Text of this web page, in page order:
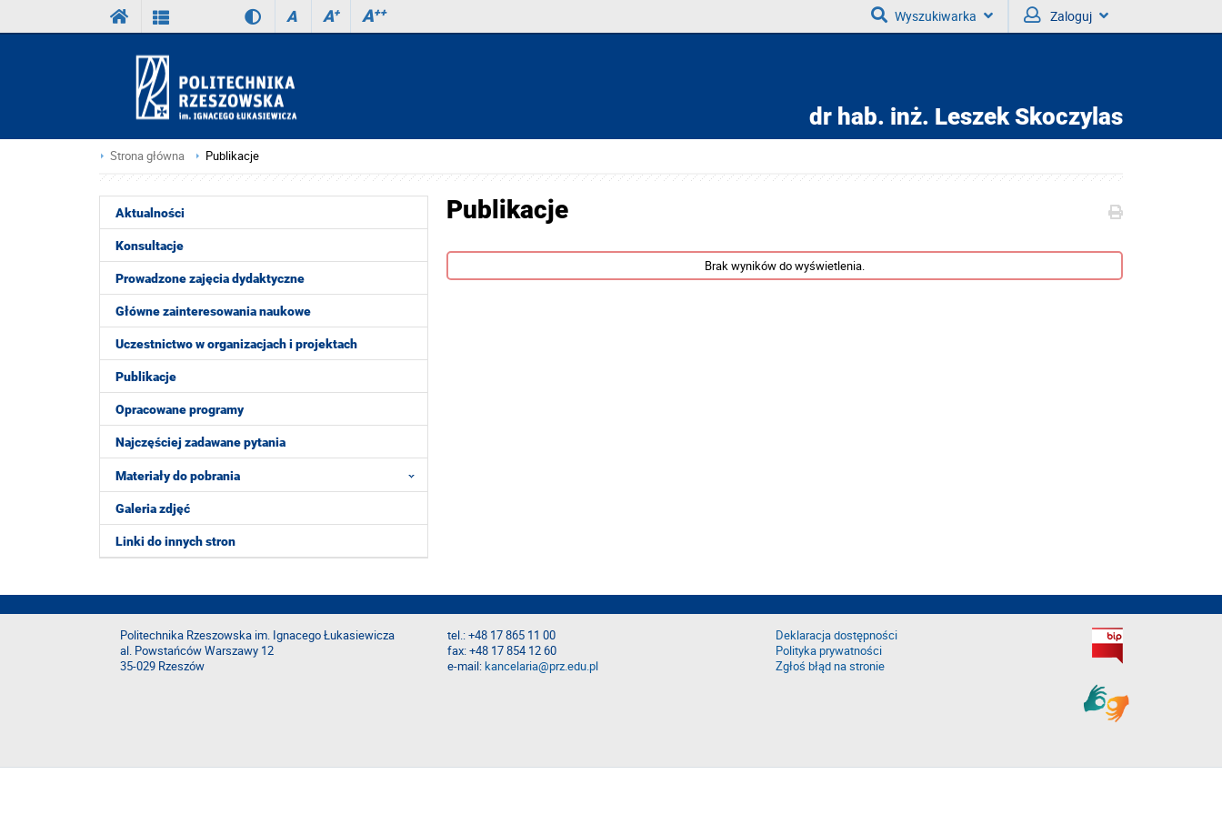
A A+ A++ Wyszukiwarka Zaloguj
dr hab. inż. Leszek Skoczylas
Strona główna Publikacje
Aktualności
Konsultacje
Prowadzone zajęcia dydaktyczne
Główne zainteresowania naukowe
Uczestnictwo w organizacjach i projektach
Publikacje
Opracowane programy
Najczęściej zadawane pytania
Materiały do pobrania
Galeria zdjęć
Linki do innych stron
Publikacje
Brak wyników do wyświetlenia.
Politechnika Rzeszowska im. Ignacego Łukasiewicza
al. Powstańców Warszawy 12
35-029 Rzeszów
tel.: +48 17 865 11 00
fax: +48 17 854 12 60
e-mail:kancelaria@prz.edu.pl
Deklaracja dostępności
Polityka prywatności
Zgłoś błąd na stronie